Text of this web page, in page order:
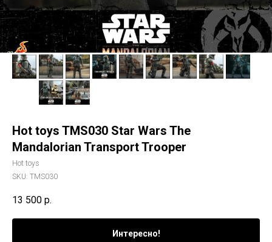
Hot toys TMS030 Star Wars The
Mandalorian Transport Trooper
Hot toys
SKU: TMS030
13 500 р.
Интересно!